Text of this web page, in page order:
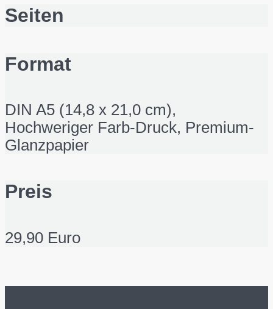
Seiten
Format
DIN A5 (14,8 x 21,0 cm),
Hochweriger Farb-Druck, Premium-
Glanzpapier
Preis
29,90 Euro